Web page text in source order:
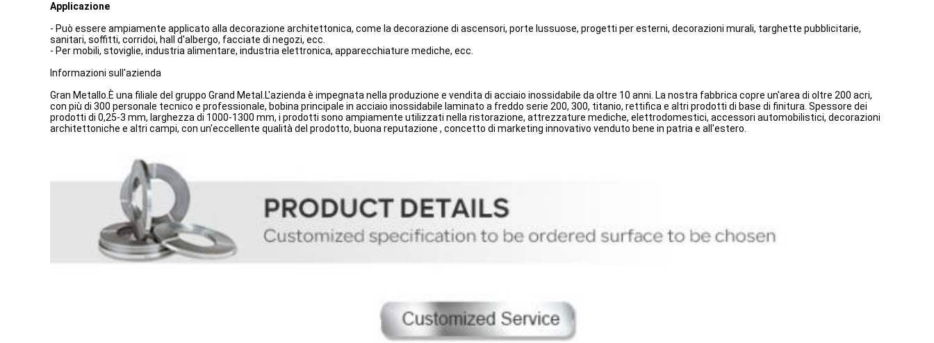
Applicazione
- Può essere ampiamente applicato alla decorazione architettonica, come la decorazione di ascensori, porte lussuose, progetti per esterni, decorazioni murali, targhette pubblicitarie,
sanitari, soffitti, corridoi, hall d'albergo, facciate di negozi, ecc.
- Per mobili, stoviglie, industria alimentare, industria elettronica, apparecchiature mediche, ecc.
Informazioni sull'azienda
Gran Metallo.È una filiale del gruppo Grand Metal.L'azienda è impegnata nella produzione e vendita di acciaio inossidabile da oltre 10 anni. La nostra fabbrica copre un'area di oltre 200 acri,
con più di 300 personale tecnico e professionale, bobina principale in acciaio inossidabile laminato a freddo serie 200, 300, titanio, rettifica e altri prodotti di base di finitura. Spessore dei
prodotti di 0,25-3 mm, larghezza di 1000-1300 mm, i prodotti sono ampiamente utilizzati nella ristorazione, attrezzature mediche, elettrodomestici, accessori automobilistici, decorazioni
architettoniche e altri campi, con un'eccellente qualità del prodotto, buona reputazione , concetto di marketing innovativo venduto bene in patria e all'estero.